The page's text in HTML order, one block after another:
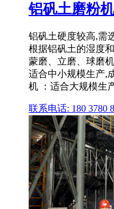
铝矾土磨粉
铝矾土硬度较高,需
根据铝矾土的湿度
蒙磨、立磨、球磨
适合中小规模生产,
机 ：适合大规模生
联系电话: 180 3780